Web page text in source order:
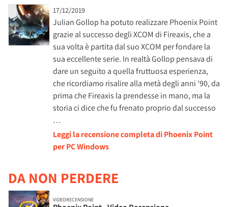
17/12/2019
Julian Gollop ha potuto realizzare Phoenix Point
grazie al successo degli XCOM di Fireaxis, che a
sua volta è partita dal suo XCOM per fondare la
sua eccellente serie. In realtà Gollop pensava di
dare un seguito a quella fruttuosa esperienza,
che ricordiamo risalire alla metà degli anni '90, da
prima che Fireaxis la prendesse in mano, ma la
storia ci dice che fu frenato proprio dal successo
…
Leggi la recensione completa di Phoenix Point
per PC Windows
DA NON PERDERE
VIDEORECENSIONE